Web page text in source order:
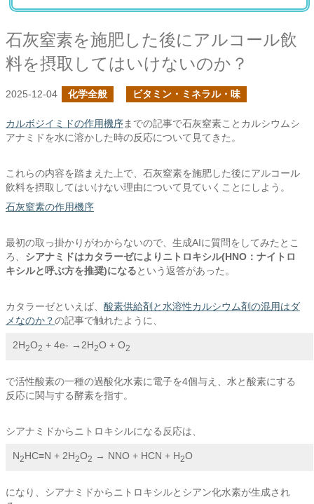
石灰窒素を施肥した後にアルコール飲
料を摂取してはいけないのか？
2025-12-04 化学全般 ビタミン・ミネラル・味
カルボジイミドの作用機序までの記事で石灰窒素ことカルシウムシ
アナミドを水に溶かした時の反応について見てきた。
これらの内容を踏まえた上で、石灰窒素を施肥した後にアルコール
飲料を摂取してはいけない理由について見ていくことにしよう。
石灰窒素の作用機序
最初の取っ掛かりがわからないので、生成AIに質問をしてみたとこ
ろ、 シアナミドはカタラーゼによりニトロキシル(HNO：ナイトロ
キシルと呼ぶ方を推奨)になるという返答があった。
カタラーゼといえば、 酸素供給剤と水溶性カルシウム剤の混用はダ
メなのか？の記事で触れたように、
2H2O2 + 4e- →2H2O + O2
で活性酸素の一種の過酸化水素に電子を4個与え、水と酸素にする
反応に関与する酵素を指す。
シアナミドからニトロキシルになる反応は、
N2HC≡N + 2H2O2 → NNO + HCN + H2O
になり、シアナミドからニトロキシルとシアン化水素が生成され